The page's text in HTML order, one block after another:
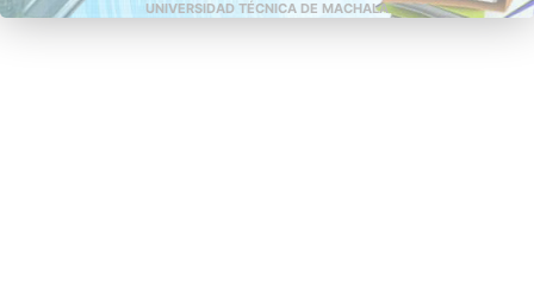
UNIVERSIDAD TÉCNICA DE MACHALA